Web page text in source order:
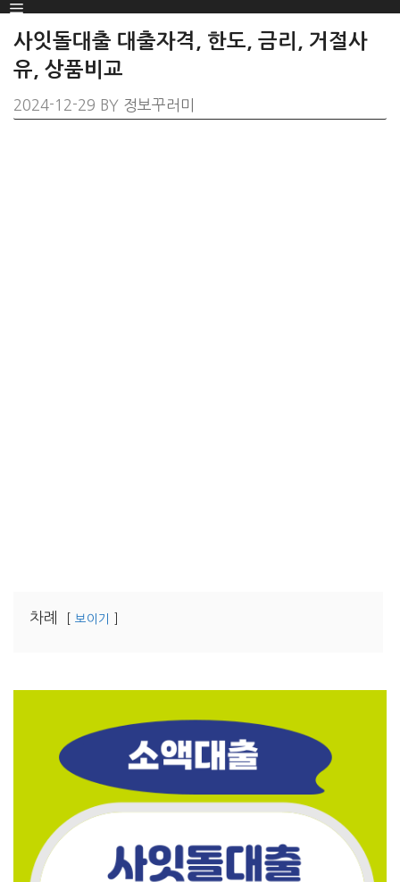
SKIP
TO
CONTENT
Menu
사잇돌대출 대출자격, 한도, 금리, 거절사
유, 상품비교
2024-12-29 BY 정보꾸러미
차례 보이기